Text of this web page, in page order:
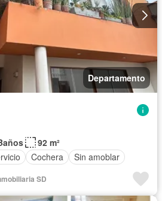
Departamento
92 m²
Cochera Sin amoblar
SD